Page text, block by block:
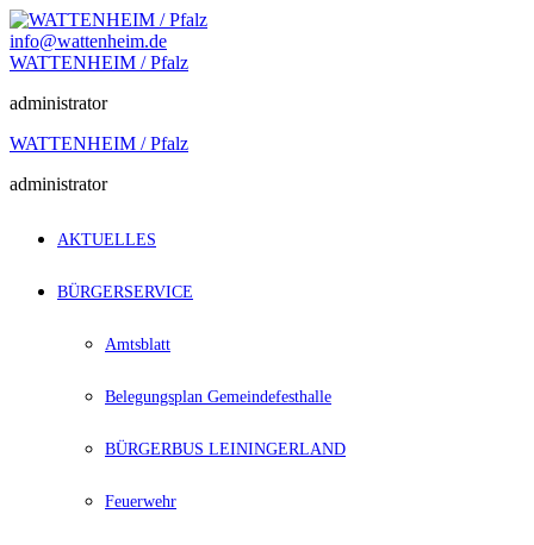
Zum
Inhalt
springen
info@wattenheim.de
WATTENHEIM / Pfalz
administrator
WATTENHEIM / Pfalz
administrator
AKTUELLES
BÜRGERSERVICE
Amtsblatt
Belegungsplan Gemeindefesthalle
BÜRGERBUS LEININGERLAND
Feuerwehr